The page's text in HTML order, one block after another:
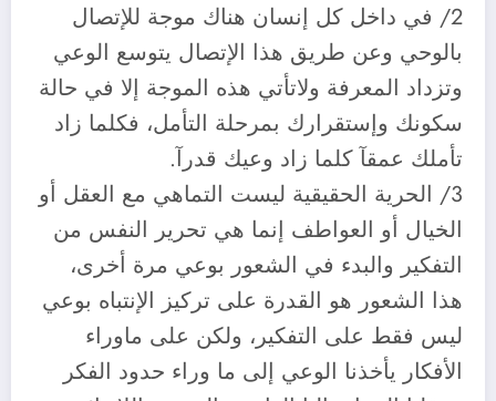
2/ في داخل كل إنسان هناك موجة للإتصال
بالوحي وعن طريق هذا الإتصال يتوسع الوعي
وتزداد المعرفة ولاتأتي هذه الموجة إلا في حالة
سكونك وإستقرارك بمرحلة التأمل، فكلما زاد
تأملك عمقآ كلما زاد وعيك قدرآ.
3/ الحرية الحقيقية ليست التماهي مع العقل أو
الخيال أو العواطف إنما هي تحرير النفس من
التفكير والبدء في الشعور بوعي مرة أخرى،
هذا الشعور هو القدرة على تركيز الإنتباه بوعي
ليس فقط على التفكير، ولكن على ماوراء
الأفكار يأخذنا الوعي إلى ما وراء حدود الفكر